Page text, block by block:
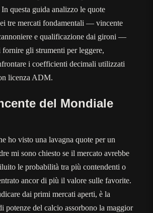
questa guida analizzo le quote
tre mercati fondamentali — vincente
e qualificazione dai gironi —
gli strumenti per leggere,
i coefficienti decimali utilizzati
licenza ADM.
del Mondiale
ho visto una lavagna quote per un
mi sono chiesto se il mercato avrebbe
le probabilità tra più contendenti o
ancor di più il valore sulle favorite.
dai primi mercati aperti, è la
potenze del calcio assorbono la maggior